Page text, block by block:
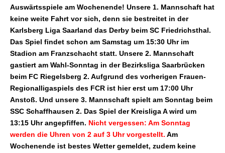
Samstag-
Derby
Friedrichsthal
–
Zweite
und
Dritte
spielen
am
Sonntag
Auswärtsspiele am Wochenende! Unsere 1. Mannschaft hat
keine weite Fahrt vor sich, denn sie bestreitet in der
Karlsberg Liga Saarland das Derby beim SC Friedrichsthal.
Das Spiel findet schon am Samstag um 15:30 Uhr im
Stadion am Franzschacht statt. Unsere 2. Mannschaft
gastiert am Wahl-Sonntag in der Bezirksliga Saarbrücken
beim FC Riegelsberg 2. Aufgrund des vorherigen Frauen-
Regionalligaspiels des FCR ist hier erst um 17:00 Uhr
Anstoß. Und unsere 3. Mannschaft spielt am Sonntag beim
SSC Schaffhausen 2. Das Spiel der Kreisliga A wird um
13:15 Uhr angepfiffen. Nicht vergessen: Am Sonntag
werden die Uhren von 2 auf 3 Uhr vorgestellt. Am
Wochenende ist bestes Wetter gemeldet, zudem keine